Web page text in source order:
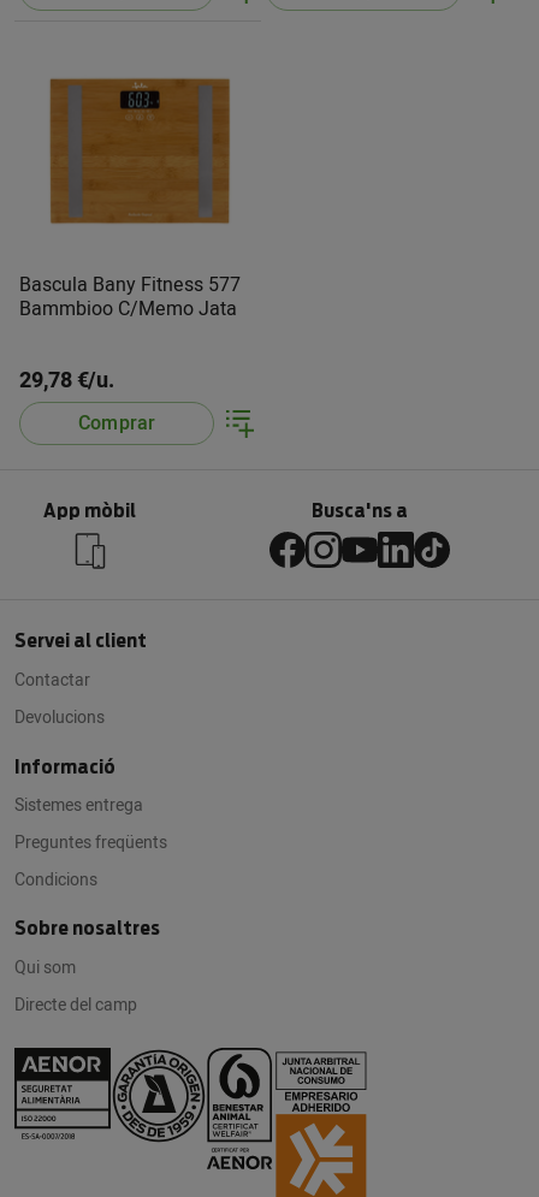
Bascula Bany Fitness 577
Bammbioo C/Memo Jata
29,78 €/u.
Comprar
App mòbil Busca'ns a
Servei al client
Contactar
Devolucions
Informació
Sistemes entrega
Preguntes freqüents
Condicions
Sobre nosaltres
Qui som
Directe del camp